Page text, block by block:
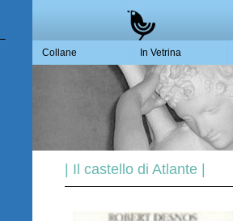
Collane In Vetrina
| Il castello di Atlante |